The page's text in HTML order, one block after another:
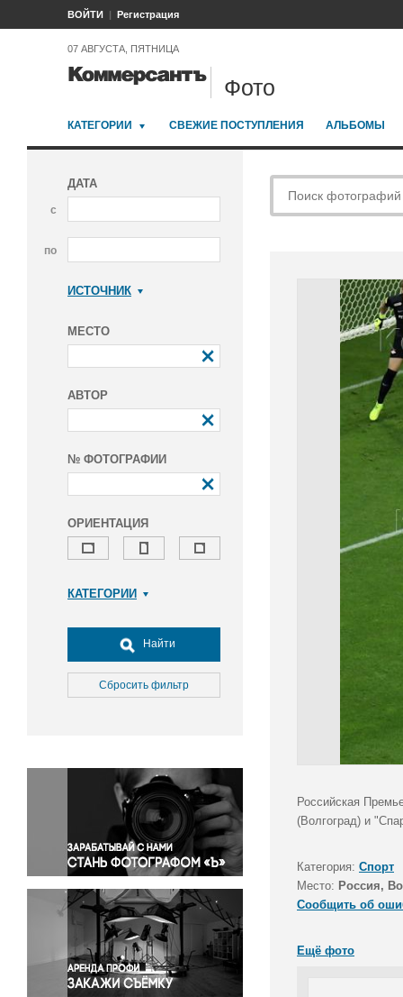
ВОЙТИ Регистрация
07 АВГУСТА, ПЯТНИЦА
Фото
КАТЕГОРИИ СВЕЖИЕ ПОСТУПЛЕНИЯ АЛЬБОМЫ
ДАТА
с
по
ИСТОЧНИК
МЕСТО
АВТОР
№ ФОТОГРАФИИ
ОРИЕНТАЦИЯ
КАТЕГОРИИ
Досуг, туризм и отдых
Культура
Медицина
Окружающая среда
Политика
Правосудие
Происшествия и конфликты
Религия
Светская жизнь
Спорт
Экология
Экономика и бизнес
Найти
Сбросить фильтр
Российская
(Волгоград) и
Категория: Спорт
Место: Россия,
Сообщить об
Ещё фото